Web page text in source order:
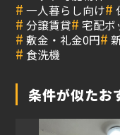
# 一人暮らし向け#
# 分譲賃貸# 宅配ボ
# 敷金・礼金0円#
# 食洗機
条件が似たお